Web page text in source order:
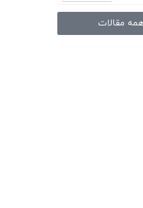
مقالات